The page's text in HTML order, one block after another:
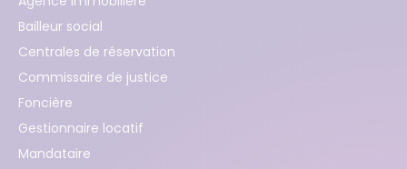
Bailleur social
Centrales de réservation
Commissaire de justice
Foncière
Gestionnaire locatif
Mandataire